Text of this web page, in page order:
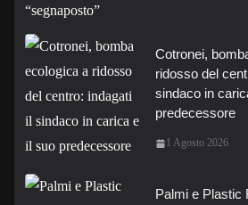
Cotronei,
ridosso del
sindaco in
predecessore
1 Agosto 2026
Palmi e Plastic